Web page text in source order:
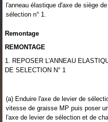
l'anneau élastique d'axe de siège
sélection n° 1.
Remontage
REMONTAGE
1. REPOSER L'ANNEAU
DE SELECTION N° 1
(a) Enduire l'axe de levier de
vitesse de graisse MP puis poser
l'axe de levier de sélection et de